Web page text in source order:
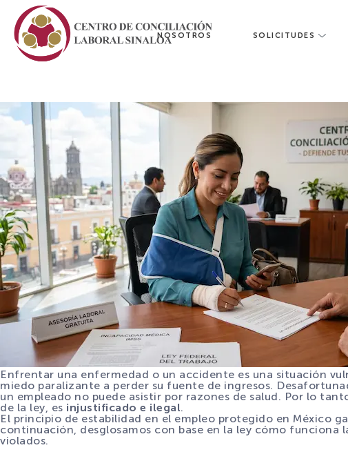
NOSOTROS SOLICITUDES
Enfrentar una enfermedad o un accidente es una situación
miedo paralizante a perder su fuente de ingresos.
un empleado no puede asistir por razones de salud. Por lo
de la ley, es injustificado e ilegal.
El principio de estabilidad en el empleo protegido en México
continuación, desglosamos con base en la ley cómo
violados.